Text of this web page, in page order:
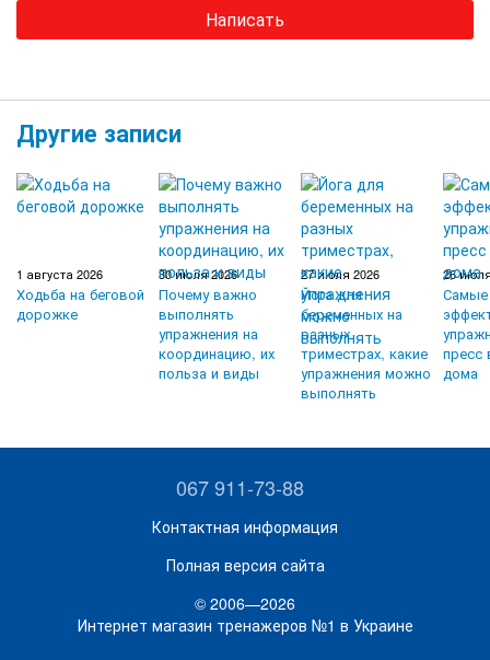
Написать
Другие записи
1 августа 2026
Ходьба на беговой
дорожке
30 июля 2026
Почему важно
выполнять
упражнения на
координацию, их
польза и виды
27 июля 2026
Йога для
беременных на
разных
триместрах, какие
упражнения можно
выполнять
26
Самые
пресс
дома
067 911-73-88
Контактная информация
Полная версия сайта
© 2006—2026
Интернет магазин тренажеров №1 в Украине